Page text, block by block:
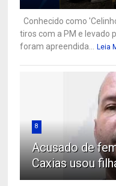
Conhecido como
tiros com a PM e levado
foram apreendida...
Leia
8
Acusado de
Caxias usou